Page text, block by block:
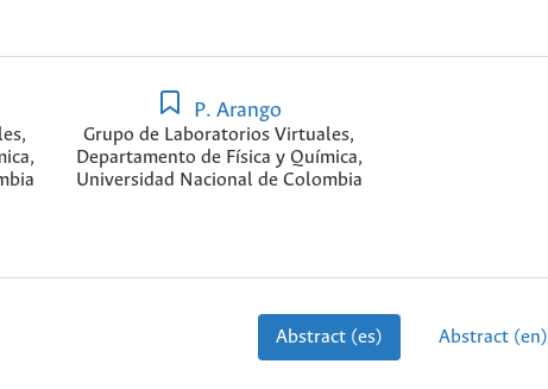
P. Arango
Grupo de Laboratorios Virtuales,
Departamento de Física y Química,
Universidad Nacional de Colombia
Abstract (es) Abstract (en)